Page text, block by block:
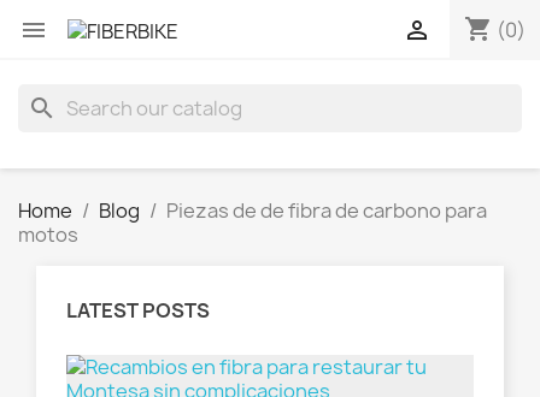
 shopping_cart (0)

search
Home Blog
Piezas de de fibra de carbono para
motos
LATEST POSTS